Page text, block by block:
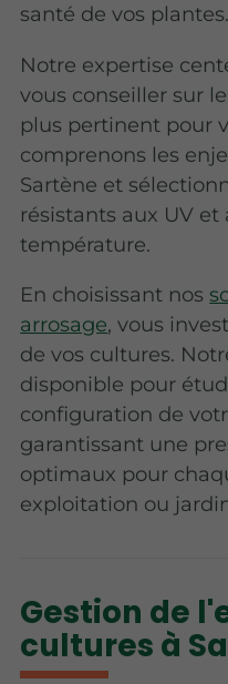
santé de vos plantes.
Notre expertise
vous conseiller sur
plus pertinent pour
comprenons les
Sartène et
résistants aux UV
température.
En choisissant nos
arrosage, vous
de vos cultures.
disponible pour
configuration de
garantissant une
optimaux pour
exploitation ou
Gestion de
cultures à